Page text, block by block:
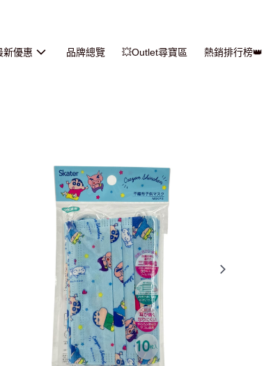
新優惠 品牌總覽 💥Outlet尋寶區 熱銷排行榜👑